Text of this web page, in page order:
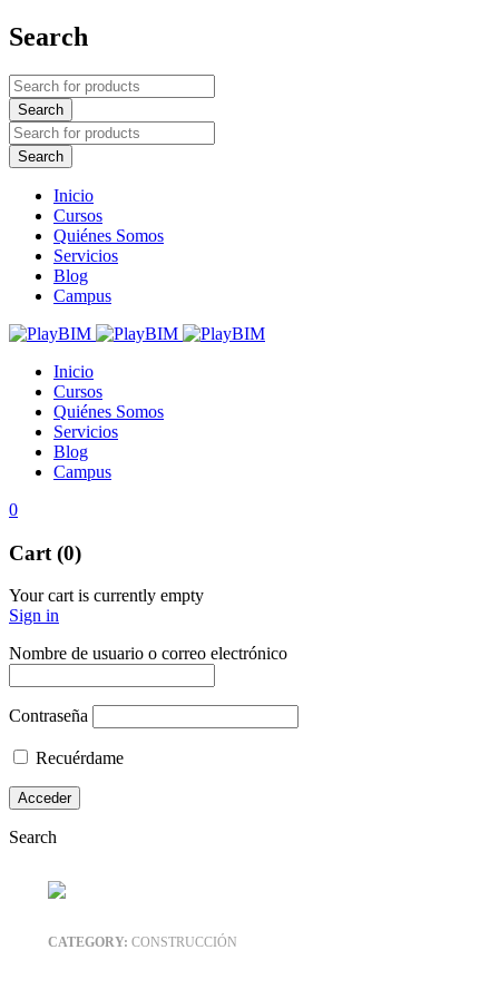
Search
Inicio
Cursos
Quiénes Somos
Servicios
Blog
Campus
Inicio
Cursos
Quiénes Somos
Servicios
Blog
Campus
0
Cart (0)
Your cart is currently empty
Sign in
Nombre de usuario o correo electrónico
Contraseña
Recuérdame
Search
CATEGORY: CONSTRUCCIÓN